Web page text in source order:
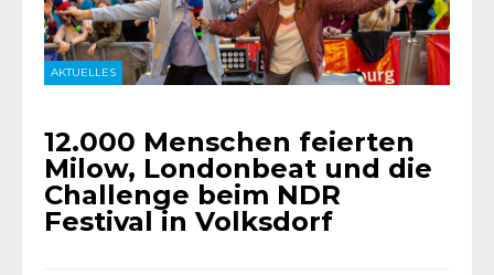
AKTUELLES
12.000 Menschen feierten
Milow, Londonbeat und die
Challenge beim NDR
Festival in Volksdorf